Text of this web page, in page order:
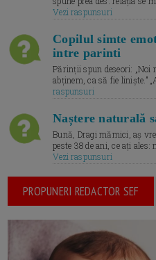
Vezi raspunsuri
Copilul simte
intre parinti
Părinții spun deseori: „Noi
abținem, ca să fie liniște.”
raspunsuri
Naștere naturală
Bună, Dragi mămici, aș
peste 38 de ani, ce ați
Vezi raspunsuri
PROPUNERI REDACTOR SEF